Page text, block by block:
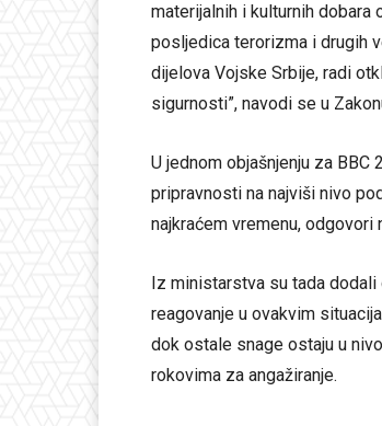
materijalnih i kulturnih
posljedica terorizma i drugih
dijelova Vojske Srbije, radi
sigurnosti”, navodi se u
U jednom objašnjenju za
pripravnosti na najviši nivo
najkraćem vremenu, odgovori
Iz ministarstva su tada
reagovanje u ovakvim
dok ostale snage ostaju u
rokovima za angažiranje.